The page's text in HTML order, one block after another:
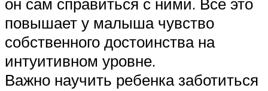
повышает у малыша чувство
собственного достоинства на
интуитивном уровне.
Важно научить ребенка заботиться